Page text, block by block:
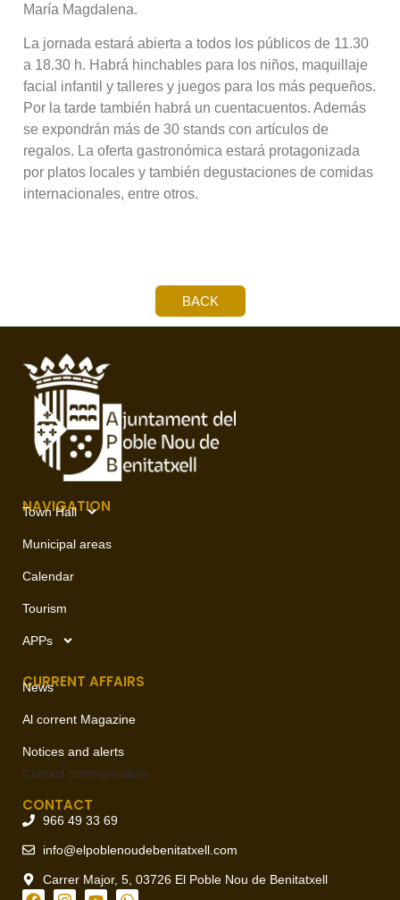
María Magdalena.
La jornada estará abierta a todos los públicos de 11.30
a 18.30 h. Habrá hinchables para los niños, maquillaje
facial infantil y talleres y juegos para los más pequeños.
Por la tarde también habrá un cuentacuentos. Además
se expondrán más de 30 stands con artículos de
regalos. La oferta gastronómica estará protagonizada
por platos locales y también degustaciones de comidas
internacionales, entre otros.
BACK
NAVIGATION
Town Hall
Municipal areas
Calendar
Tourism
APPs
CURRENT AFFAIRS
News
Al corrent Magazine
Notices and alerts
Contact communication
CONTACT
966 49 33 69
info@elpoblenoudebenitatxell.com
Carrer Major, 5, 03726 El Poble Nou de Benitatxell